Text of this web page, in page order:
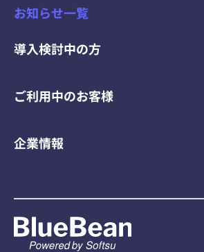
お知らせ一覧
導入検討中の方
ご利用中のお客様
企業情報